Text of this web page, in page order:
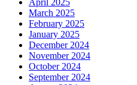
March 2025
February 2025
January 2025
December 2024
November 2024
October 2024
September 2024